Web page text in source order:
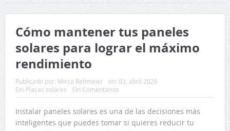
Cómo mantener tus paneles
solares para lograr el máximo
rendimiento
Publicado por: Mirco Rehmeier on: 03. abril 2026
En: Placas solares Sin Comentarios
Instalar paneles solares es una de las decisiones más
inteligentes que puedes tomar si quieres reducir tu